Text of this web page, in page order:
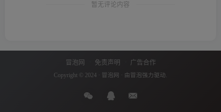
暂无评论内容
冒泡网 免责声明 广告合作
Copyright © 2024 · 冒泡网 · 由 冒泡 强力驱动.